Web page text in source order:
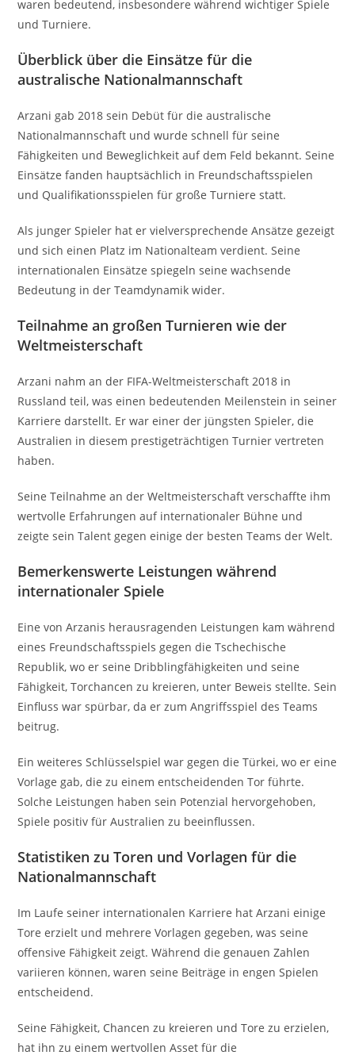
waren bedeutend, insbesondere während wichtiger Spiele
und Turniere.
Überblick über die Einsätze für die
australische Nationalmannschaft
Arzani gab 2018 sein Debüt für die australische
Nationalmannschaft und wurde schnell für seine
Fähigkeiten und Beweglichkeit auf dem Feld bekannt. Seine
Einsätze fanden hauptsächlich in Freundschaftsspielen
und Qualifikationsspielen für große Turniere statt.
Als junger Spieler hat er vielversprechende Ansätze gezeigt
und sich einen Platz im Nationalteam verdient. Seine
internationalen Einsätze spiegeln seine wachsende
Bedeutung in der Teamdynamik wider.
Teilnahme an großen Turnieren wie der
Weltmeisterschaft
Arzani nahm an der FIFA-Weltmeisterschaft 2018 in
Russland teil, was einen bedeutenden Meilenstein in seiner
Karriere darstellt. Er war einer der jüngsten Spieler, die
Australien in diesem prestigeträchtigen Turnier vertreten
haben.
Seine Teilnahme an der Weltmeisterschaft verschaffte ihm
wertvolle Erfahrungen auf internationaler Bühne und
zeigte sein Talent gegen einige der besten Teams der Welt.
Bemerkenswerte Leistungen während
internationaler Spiele
Eine von Arzanis herausragenden Leistungen kam während
eines Freundschaftsspiels gegen die Tschechische
Republik, wo er seine Dribblingfähigkeiten und seine
Fähigkeit, Torchancen zu kreieren, unter Beweis stellte. Sein
Einfluss war spürbar, da er zum Angriffsspiel des Teams
beitrug.
Ein weiteres Schlüsselspiel war gegen die Türkei, wo er eine
Vorlage gab, die zu einem entscheidenden Tor führte.
Solche Leistungen haben sein Potenzial hervorgehoben,
Spiele positiv für Australien zu beeinflussen.
Statistiken zu Toren und Vorlagen für die
Nationalmannschaft
Im Laufe seiner internationalen Karriere hat Arzani einige
Tore erzielt und mehrere Vorlagen gegeben, was seine
offensive Fähigkeit zeigt. Während die genauen Zahlen
variieren können, waren seine Beiträge in engen Spielen
entscheidend.
Seine Fähigkeit, Chancen zu kreieren und Tore zu erzielen,
hat ihn zu einem wertvollen Asset für die